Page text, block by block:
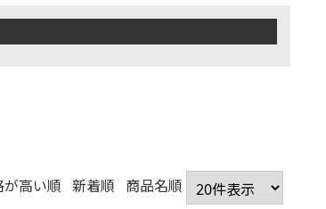
が高い順 新着順 商品名順